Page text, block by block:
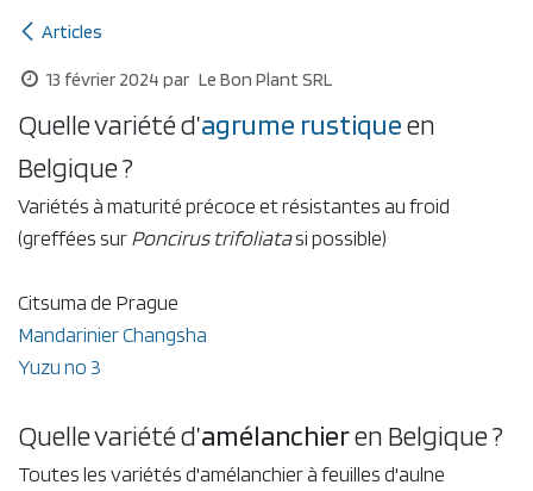
Articles
13 février 2024 par Le Bon Plant SRL
Quelle variété d’agrume rustiqueen
Belgique ?
Variétés à maturité précoce et résistantes au froid
(greffées surPoncirus trifoliatasi possible)
Citsuma de Prague
Mandarinier Changsha
Yuzu no 3
Quelle variété d’amélanchieren Belgique ?
Toutes les variétés d'amélanchier à feuilles d'aulne